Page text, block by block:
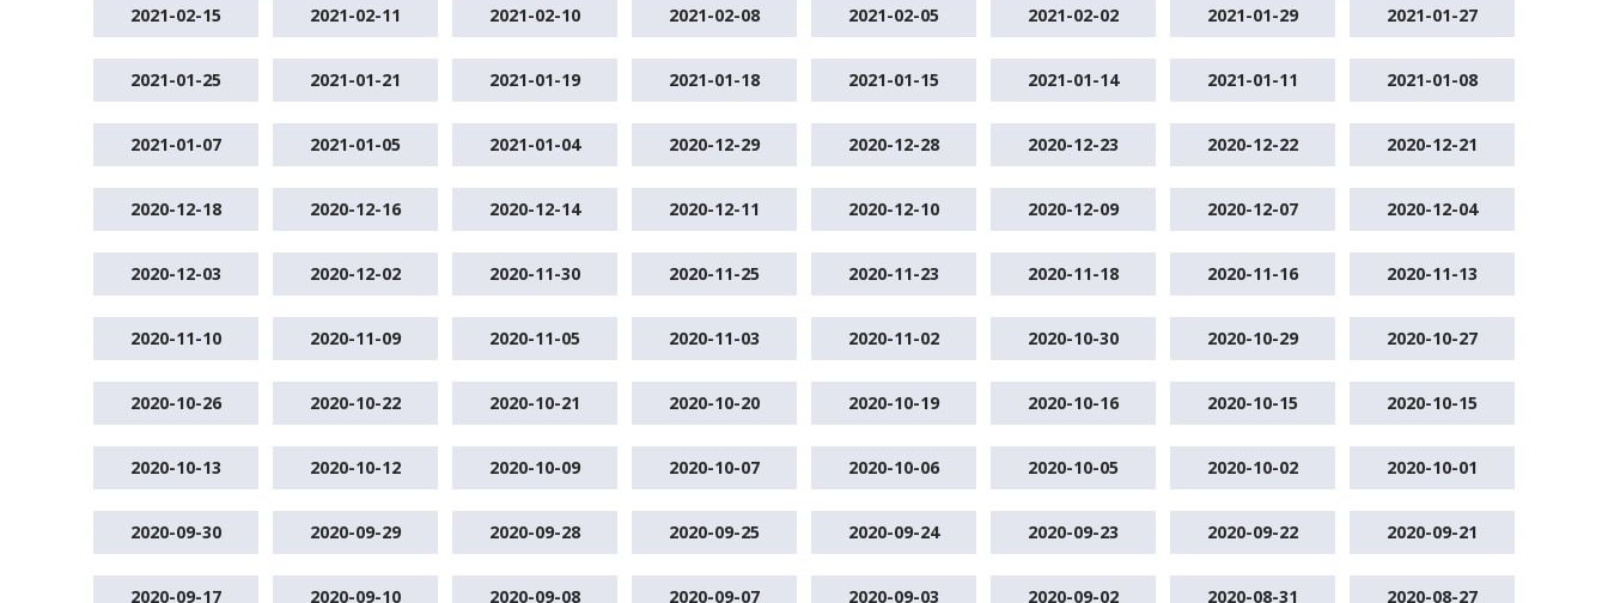
2021-02-15 2021-02-11 2021-02-10 2021-02-08 2021-02-05 2021-02-02 2021-01-29 2021-01-27
2021-01-25 2021-01-21 2021-01-19 2021-01-18 2021-01-15 2021-01-14 2021-01-11 2021-01-08
2021-01-07 2021-01-05 2021-01-04 2020-12-29 2020-12-28 2020-12-23 2020-12-22 2020-12-21
2020-12-18 2020-12-16 2020-12-14 2020-12-11 2020-12-10 2020-12-09 2020-12-07 2020-12-04
2020-12-03 2020-12-02 2020-11-30 2020-11-25 2020-11-23 2020-11-18 2020-11-16 2020-11-13
2020-11-10 2020-11-09 2020-11-05 2020-11-03 2020-11-02 2020-10-30 2020-10-29 2020-10-27
2020-10-26 2020-10-22 2020-10-21 2020-10-20 2020-10-19 2020-10-16 2020-10-15 2020-10-15
2020-10-13 2020-10-12 2020-10-09 2020-10-07 2020-10-06 2020-10-05 2020-10-02 2020-10-01
2020-09-30 2020-09-29 2020-09-28 2020-09-25 2020-09-24 2020-09-23 2020-09-22 2020-09-21
2020-09-17 2020-09-10 2020-09-08 2020-09-07 2020-09-03 2020-09-02 2020-08-31 2020-08-27